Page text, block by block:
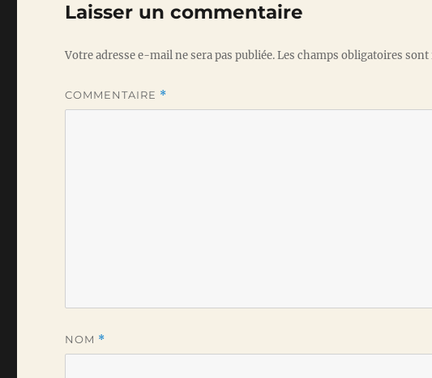
Laisser un commentaire
Votre adresse e-mail ne sera pas publiée.Les champs obligatoires sont
COMMENTAIRE *
NOM *